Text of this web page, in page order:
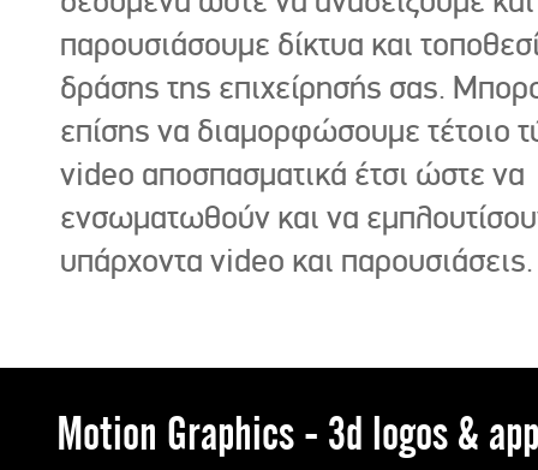
παρουσιάσουμε δίκτυα και
δράσης της επιχείρησής σας.
επίσης να διαμορφώσουμε τέτοιο
video αποσπασματικά έτσι ώστε να
ενσωματωθούν και να
υπάρχοντα video και παρουσιάσεις.
Motion Graphics - 3d logos &